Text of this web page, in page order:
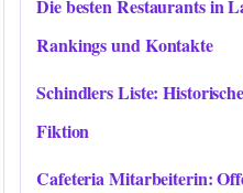
Die besten Restaurants in
Rankings und Kontakte
Schindlers Liste:
Fiktion
Cafeteria Mitarbeiterin: